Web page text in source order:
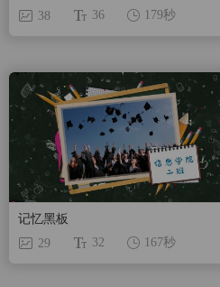
38
36 179秒
记忆黑板
29
32 167秒